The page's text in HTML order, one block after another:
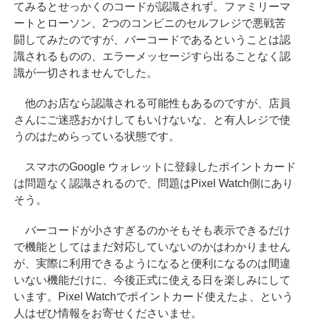
てみるとせっかくのコードが認識されず。ファミリーマ
ートとローソン、2つのコンビニのセルフレジで悪戦苦
闘してみたのですが、バーコードであるということは認
識されるものの、エラーメッセージすら出ることなく認
識が一切されませんでした。
他のお店なら認識される可能性もあるのですが、店員
さんにご迷惑おかけしてもいけないな、と有人レジで使
うのはためらっている状態です。
スマホのGoogle ウォレットに登録したポイントカード
は問題なく認識されるので、問題はPixel Watch側にあり
そう。
バーコードが小さすぎるのかそもそも表示できるだけ
で機能としてはまだ対応していないのかはわかりません
が、実際に利用できるようになると便利になるのは間違
いない機能だけに、今後正式に使える日を楽しみにして
います。Pixel Watchでポイントカード使えたよ、という
人はぜひ情報をお寄せくださいませ。